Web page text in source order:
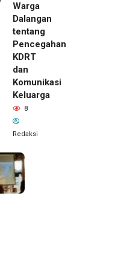
Warga
Dalangan
tentang
Pencegahan
KDRT
dan
Komunikasi
Keluarga
8
Redaksi